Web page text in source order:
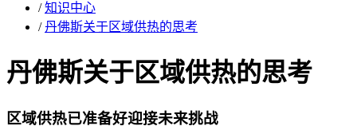
/ 知识中心
/ 丹佛斯关于区域供热的思考
丹佛斯关于区域供热的思考
区域供热已准备好迎接未来挑战